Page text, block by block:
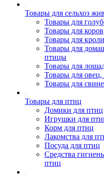
Товары для сельхоз
Товары для
Товары для коров
Товары для
Товары для
птицы
Товары для
Товары для овец,
Товары для
Товары для птиц
Домики для птиц
Игрушки для
Корм для птиц
Лакомства для
Посуда для птиц
Средства
птиц